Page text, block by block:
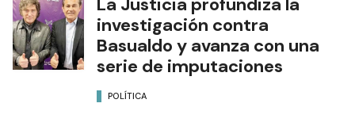
La Justicia profundiza la
investigación contra
Basualdo y avanza con una
serie de imputaciones
POLÍTICA